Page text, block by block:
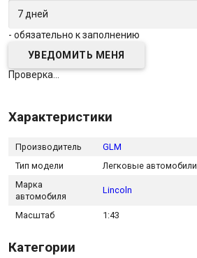
- обязательно к заполнению
Проверка...
Характеристики
Производитель
GLM
Тип модели
Легковые автомобили
Марка
автомобиля
Lincoln
Масштаб 1:43
Категории